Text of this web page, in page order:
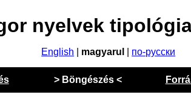
nyelvek
English magyarul по-русски
> Böngészés <